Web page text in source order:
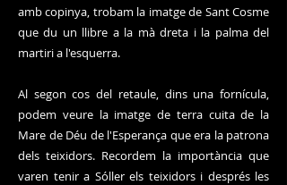
amb copinya, trobam la imatge de Sant Cosme
que du un llibre a la mà dreta i la palma del
martiri a l'esquerra.
Al segon cos del retaule, dins una fornícula,
podem veure la imatge de terra cuita de la
Mare de Déu de l'Esperança que era la patrona
dels teixidors. Recordem la importància que
varen tenir a Sóller els teixidors i després les